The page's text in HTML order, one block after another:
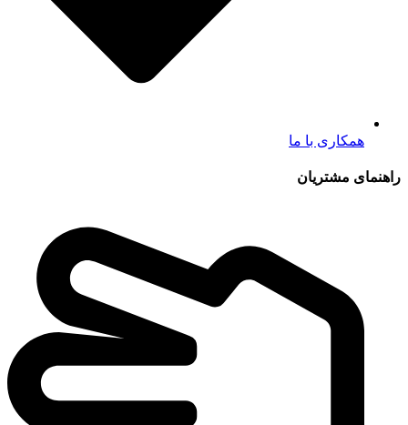
همکاری با ما
راهنمای مشتریان